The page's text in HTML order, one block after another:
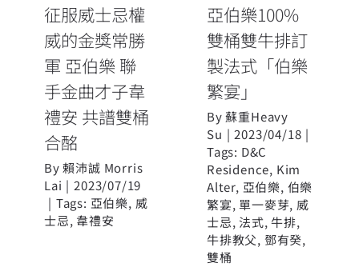
酩
征服威士忌權
威的金獎常勝
軍 亞伯樂 聯
手金曲才子韋
禮安 共譜雙桶
合酩
By賴沛誠 Morris
Lai | 2023/07/19
| Tags: 亞伯樂, 威
士忌, 韋禮安
亞伯樂100%
雙桶雙牛排訂
製法式「伯樂
繁宴」
By蘇重Heavy
Su | 2023/04/18 |
Tags: D&C
Residence, Kim
Alter, 亞伯樂, 伯樂
繁宴,單一麥芽, 威
士忌,法式,牛排,
牛排教父, 鄧有癸,
雙桶